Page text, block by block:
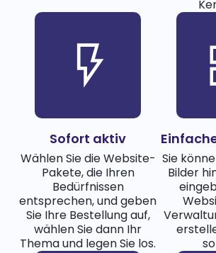
Sofort aktiv
Wählen Sie die Website-
Pakete, die Ihren
Bedürfnissen
entsprechen, und geben
Sie Ihre Bestellung auf,
wählen Sie dann Ihr
Thema und legen Sie los.
Sie
Bilder